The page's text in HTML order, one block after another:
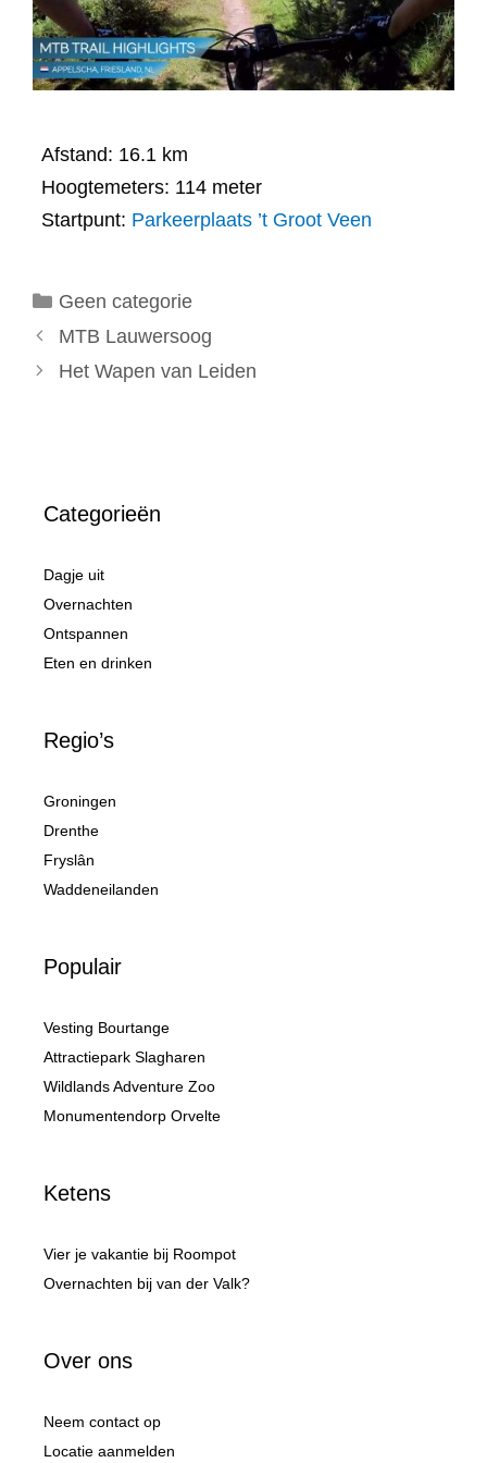
Afstand: 16.1 km
Hoogtemeters: 114 meter
Startpunt: Parkeerplaats ’t Groot Veen
Categorieën
Geen categorie
MTB Lauwersoog
Het Wapen van Leiden
Categorieën
Dagje uit
Overnachten
Ontspannen
Eten en drinken
Regio’s
Groningen
Drenthe
Fryslân
Waddeneilanden
Populair
Vesting Bourtange
Attractiepark Slagharen
Wildlands Adventure Zoo
Monumentendorp Orvelte
Ketens
Vier je vakantie bij Roompot
Overnachten bij van der Valk?
Over ons
Neem contact op
Locatie aanmelden